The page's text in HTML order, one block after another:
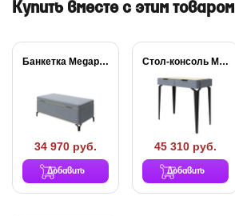
Купить вместе с этим товаром
Банкетка Megapolis
34 970 руб.
Добавить
Стол-консоль Megapolis
45 310 руб.
Добавить